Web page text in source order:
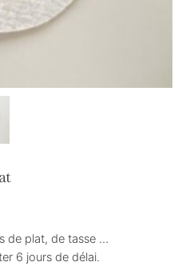
de plat, de tasse …
6 jours de délai.